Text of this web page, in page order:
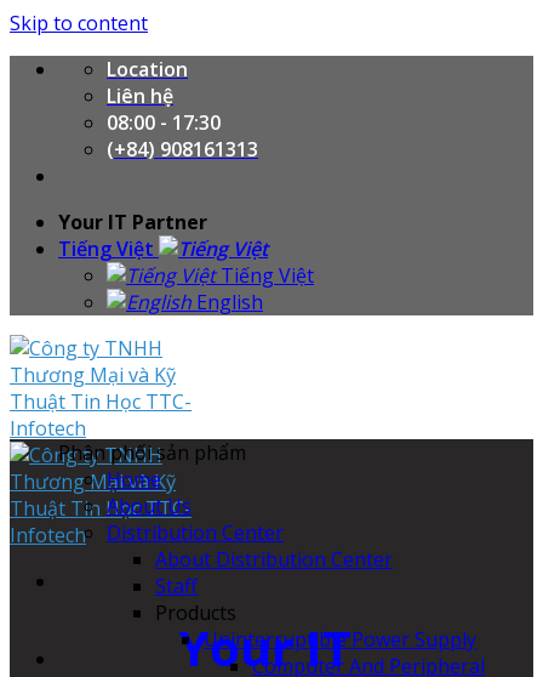
Skip to content
Location
Liên hệ
08:00 - 17:30
(+84) 908161313
Your IT Partner
Tiếng Việt
Tiếng Việt
English
Your IT
Phân phối sản phẩm
Home
About Us
Distribution Center
About Distribution Center
Staff
Products
Uninterruptible Power Supply
Computer And Peripheral